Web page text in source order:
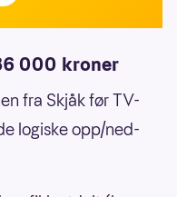
000 kroner
fra Skjåk før TV-
logiske opp/ned-